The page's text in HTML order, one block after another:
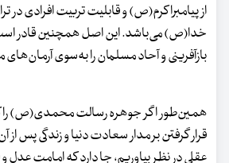
از پیامبراکرم(ص) و قابلیت تربیت افرادی در
خدا(ص) می‌باشد. این اصل همچنین قادر
بازآفرینی و آحاد مسلمان را به‌سوی
همین‌طور اگر جوهره رسالت محمدی(ص) را
قرار گرفتن بر مدار سعادت دنیا و زندگی پس از
عقلی در نظر بیاوریم، جا دارد که امامت عدل و